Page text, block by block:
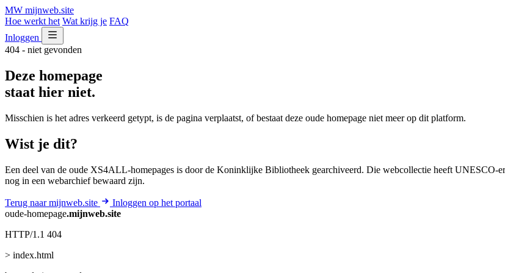
MW mijnweb.site
Hoe werkt het Wat krijg je FAQ
Inloggen
404 - niet gevonden
Deze homepage
staat hier niet.
Misschien is het adres verkeerd getypt, is de pagina verplaatst, of bestaat deze oude homepage niet meer op dit platform.
Wist je dit?
Een deel van de oude XS4ALL-homepages is door de Koninklijke Bibliotheek gearchiveerd. Die webcollectie heeft UNESCO-
nog in een webarchief bewaard zijn.
Terug naar mijnweb.site
Inloggen op het portaal
oude-homepage.mijnweb.site
HTTP/1.1 404
> index.html